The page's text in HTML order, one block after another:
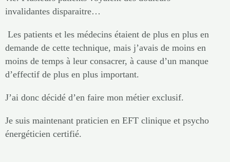
invalidantes disparaitre…
Les patients et les médecins étaient de plus en plus en
demande de cette technique, mais j’avais de moins en
moins de temps à leur consacrer, à cause d’un manque
d’effectif de plus en plus important.
J’ai donc décidé d’en faire mon métier exclusif.
Je suis maintenant praticien en EFT clinique et psycho
énergéticien certifié.